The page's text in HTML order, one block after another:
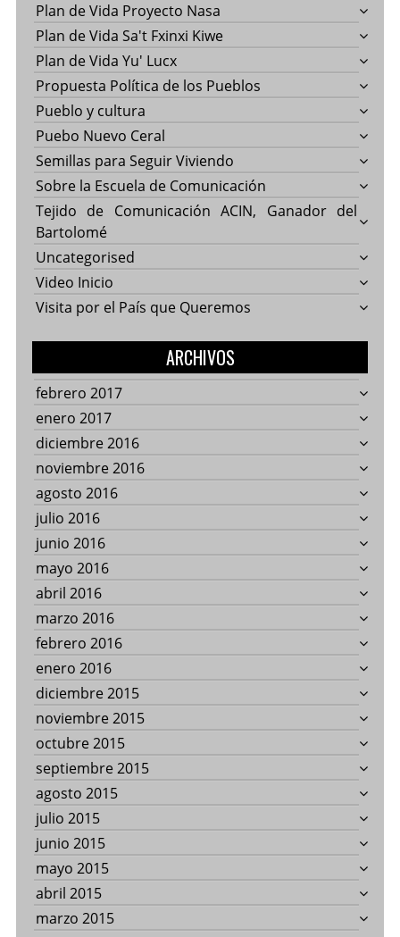
Plan de Vida Proyecto Nasa
Plan de Vida Sa't Fxinxi Kiwe
Plan de Vida Yu' Lucx
Propuesta Política de los Pueblos
Pueblo y cultura
Puebo Nuevo Ceral
Semillas para Seguir Viviendo
Sobre la Escuela de Comunicación
Tejido de Comunicación ACIN, Ganador del
Bartolomé
Uncategorised
Video Inicio
Visita por el País que Queremos
ARCHIVOS
febrero 2017
enero 2017
diciembre 2016
noviembre 2016
agosto 2016
julio 2016
junio 2016
mayo 2016
abril 2016
marzo 2016
febrero 2016
enero 2016
diciembre 2015
noviembre 2015
octubre 2015
septiembre 2015
agosto 2015
julio 2015
junio 2015
mayo 2015
abril 2015
marzo 2015